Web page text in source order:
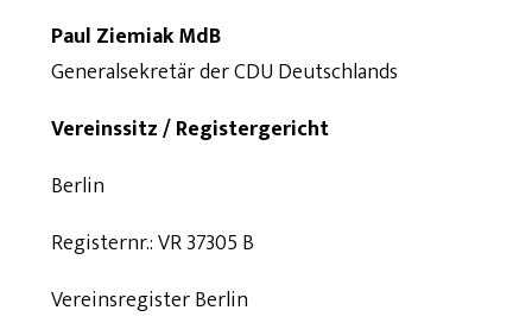
Paul Ziemiak MdB
Generalsekretär der CDU Deutschlands
Vereinssitz / Registergericht
Berlin
Registernr.: VR 37305 B
Vereinsregister Berlin